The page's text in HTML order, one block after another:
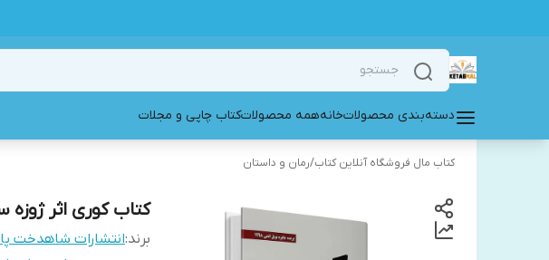
دسته‌بندی محصولاتخانههمه محصولاتکتاب چاپی و مجلات
کتاب مال فروشگاه آنلاین کتاب/رمان و داستان
کتاب کوری اثر ژوزه
برند:انتشارات شاهدخت